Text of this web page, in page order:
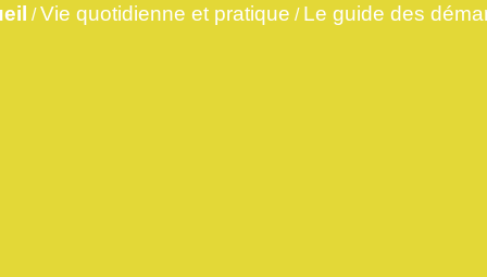
/Vie quotidienne et pratique / Le guide des